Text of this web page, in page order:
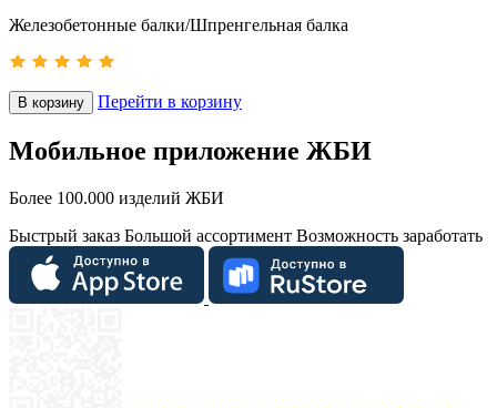
Железобетонные балки/Шпренгельная балка
В корзину Перейти в корзину
Мобильное приложение ЖБИ
Более 100.000 изделий ЖБИ
Быстрый заказ Большой ассортимент Возможность заработать